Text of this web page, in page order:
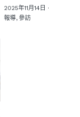
2025年11月14日 ·
報導, 參訪